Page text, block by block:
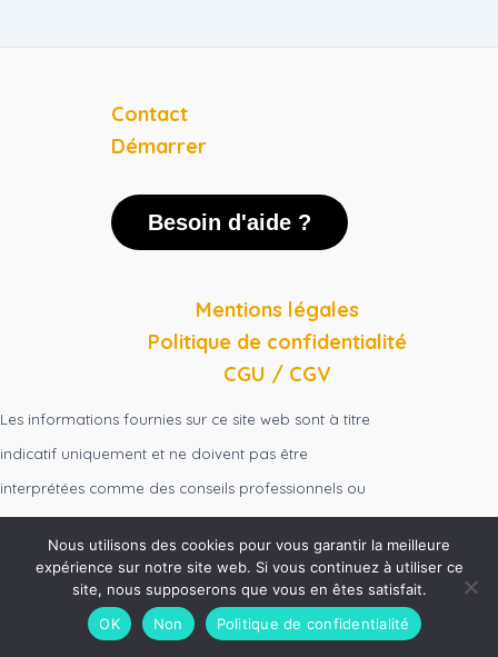
Contact
Démarrer
Besoin d'aide ?
Mentions légales
Politique de confidentialité
CGU / CGV
Les informations fournies sur ce site web sont à titre
indicatif uniquement et ne doivent pas être
interprétées comme des conseils professionnels ou
juridiques.
Nous utilisons des cookies pour vous garantir la meilleure
expérience sur notre site web. Si vous continuez à utiliser ce
site, nous supposerons que vous en êtes satisfait.
OK
Non Politique de confidentialité